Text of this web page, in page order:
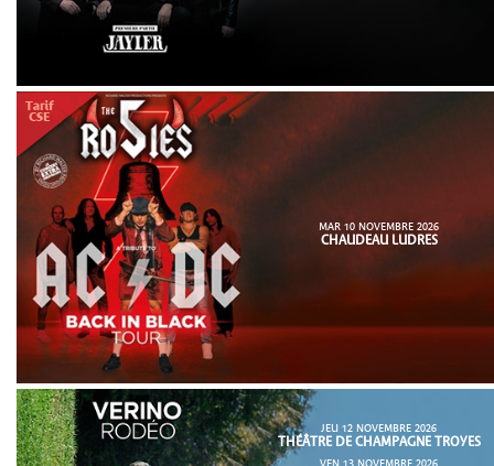
MAR 10 NOVEMBRE 2026
CHAUDEAU LUDRES
JEU 12 NOVEMBRE 2026
THÉÂTRE DE CHAMPAGNE TROYES